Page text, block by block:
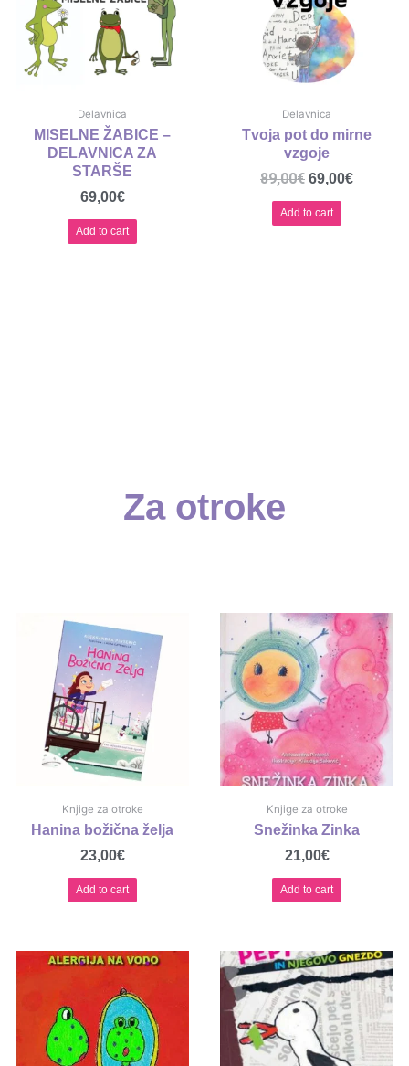
Delavnica
MISELNE ŽABICE –
DELAVNICA ZA
STARŠE
69,00€
Add to cart
Delavnica
Tvoja pot do mirne
vzgoje
89,00€ 69,00€
Add to cart
Za otroke
Knjige za otroke
Hanina božična želja
23,00€
Add to cart
Knjige za otroke
Snežinka Zinka
21,00€
Add to cart